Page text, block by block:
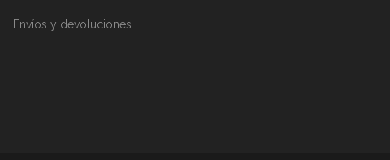
Envíos y devoluciones